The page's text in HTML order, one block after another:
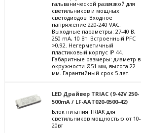
гальванической развязкой для
светильников и мощных
светодиодов. Входное
напряжение 220-240 VAC.
Выходные параметры: 27-40 В,
250 mА, 10 Вт. Встроенный PFC
>0,92. Негерметичный
пластиковый корпус IP 44.
Габаритные размеры: диаметр в
окружности Ø51 мм, высота 22
мм. Гарантийный срок 5 лет.
LED Драйвер TRIAC (9-42V 250-
500mA / LF-AAT020-0500-42)
Блок питания TRIAK для
светильников мощностью от 10-
20вт